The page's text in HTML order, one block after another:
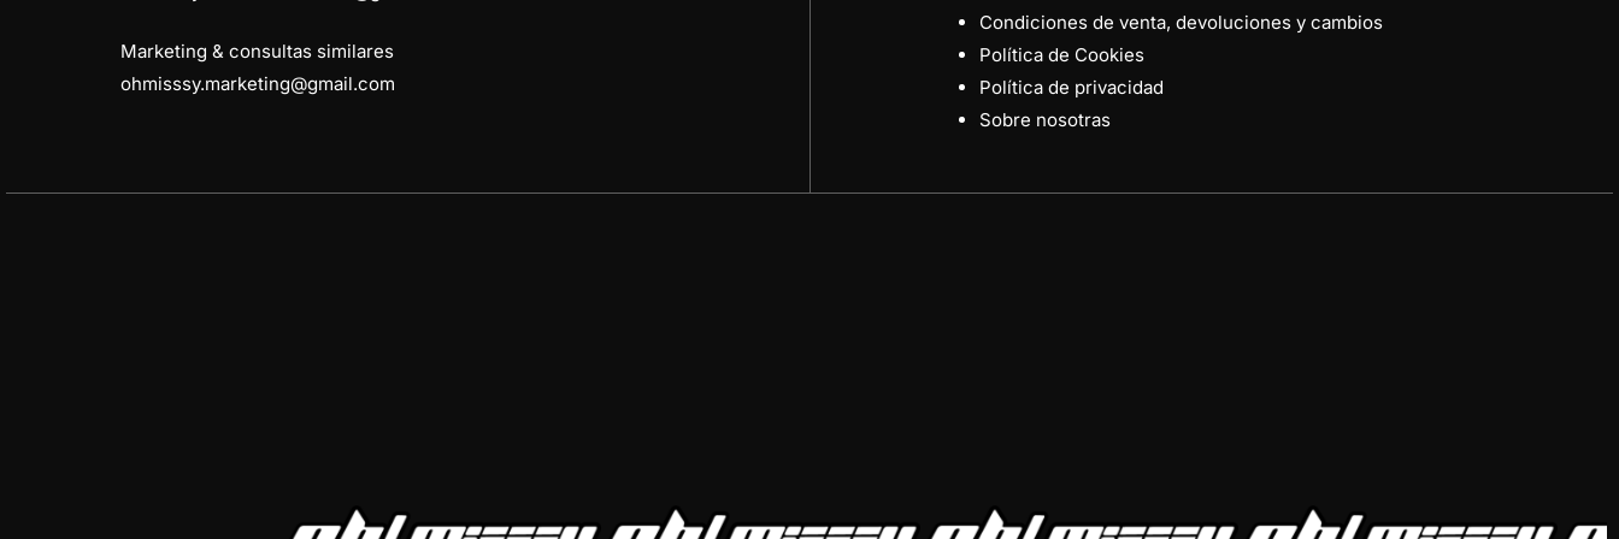
Marketing & consultas similares
ohmisssy.marketing@gmail.com
Condiciones de venta, devoluciones y cambios
Política de Cookies
Política de privacidad
Sobre nosotras